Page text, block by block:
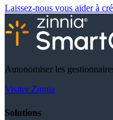
Laissez-nous vous aider à
Autonomiser les
Visiter Zinnia
Solutions